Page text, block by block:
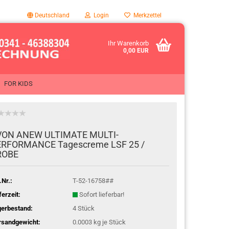
Deutschland Login Merkzettel
Ihr Warenkorb
0,00 EUR
FOR KIDS
ANEW UL­TI­MA­TE MULTI-​
Ta­ges­creme LSF 25 /
T-52-16758##
Sofort lieferbar!
4 Stück
0.0003kg je Stück